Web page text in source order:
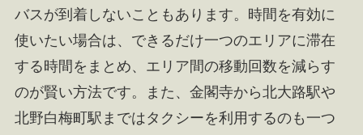
バスが到着しないこともあります。時間を有効に
使いたい場合は、できるだけ一つのエリアに滞在
する時間をまとめ、エリア間の移動回数を減らす
のが賢い方法です。また、金閣寺から北大路駅や
北野白梅町駅まではタクシーを利用するのも一つ